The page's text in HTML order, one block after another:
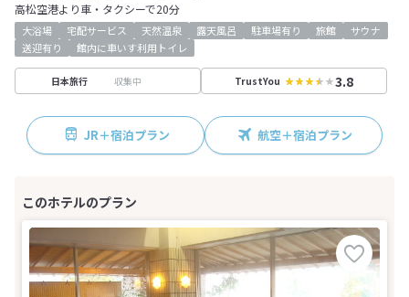
高松空港より車・タクシーで20分
大浴場 宅配サービス 天然温泉 露天風呂 駐車場有り 旅館
サウナ
送迎有り
館内に車いす利用トイレ
日本旅行 収集中 TrustYou 3.8
JR＋宿泊プラン 航空＋宿泊プラン